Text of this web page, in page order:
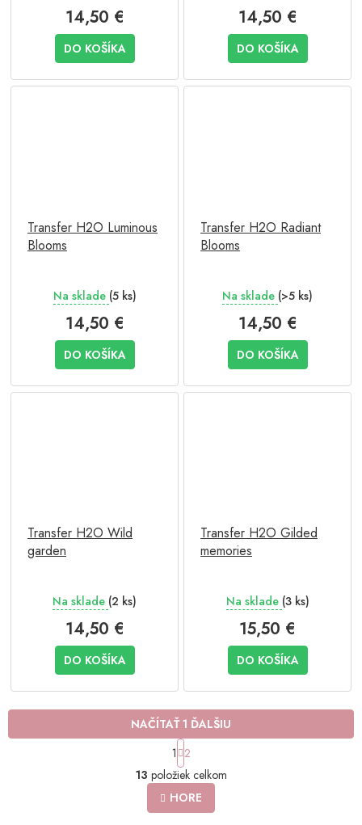
14,50 €
DO KOŠÍKA
14,50 €
DO KOŠÍKA
Transfer H2O Luminous
Blooms
Na sklade (5 ks)
14,50 €
DO KOŠÍKA
Transfer H2O Radiant
Blooms
Na sklade (>5 ks)
14,50 €
DO KOŠÍKA
Transfer H2O Wild
garden
Na sklade (2 ks)
14,50 €
DO KOŠÍKA
Transfer H2O Gilded
memories
Na sklade (3 ks)
15,50 €
DO KOŠÍKA
O
v
l
á
NAČÍTAŤ 1 ĎALŠIU
S
t
r
á
n
k
1 2
13 položiek celkom
HORE